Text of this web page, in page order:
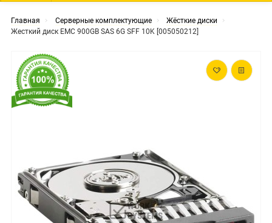
Главная Серверные комплектующие
Жёсткие диски
Жесткий диск EMC 900GB SAS 6G SFF 10K [005050212]